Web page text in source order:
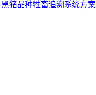
黑猪品种牲畜追溯系统方案